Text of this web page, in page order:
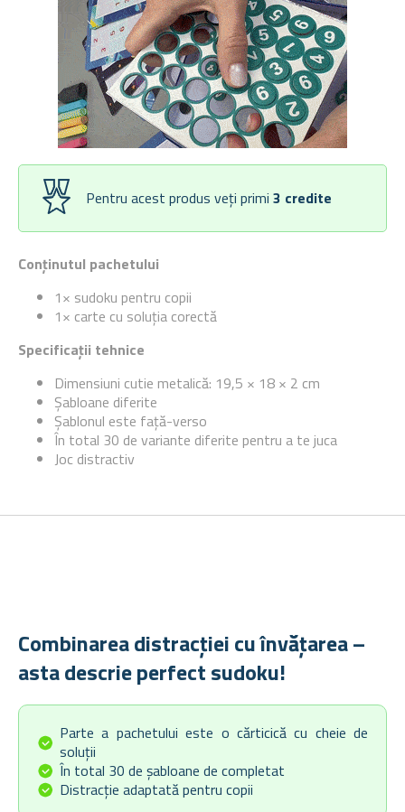
Conținutul pachetului
1× sudoku pentru copii
1× carte cu soluția corectă
Specificații tehnice
Dimensiuni cutie metalică: 19,5 × 18 × 2 cm
Șabloane diferite
Șablonul este față-verso
În total 30 de variante diferite pentru a te juca
Joc distractiv
Pentru acest produs veți primi 3 credite
Combinarea distracției cu învățarea –
asta descrie perfect sudoku!
Parte a pachetului este o cărticică cu cheie de
soluții
În total 30 de șabloane de completat
Distracție adaptată pentru copii